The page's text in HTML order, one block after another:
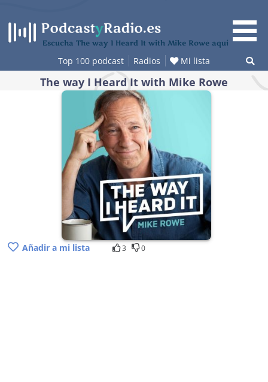
contenido
Escucha The way I Heard It with Mike Rowe aquí
Top 100 podcast Radios Mi lista
The way I Heard It with Mike Rowe
Añadir a mi lista 3 0